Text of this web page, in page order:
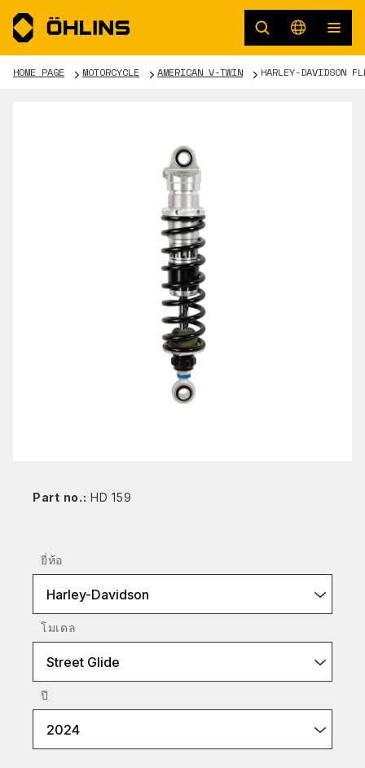
HOME PAGE MOTORCYCLE AMERICAN V-TWIN HARLEY-DAVIDSON
Part no.: HD 159
ยี่ห้อ
Harley-Davidson
โมเดล
Street Glide
ปี
2024